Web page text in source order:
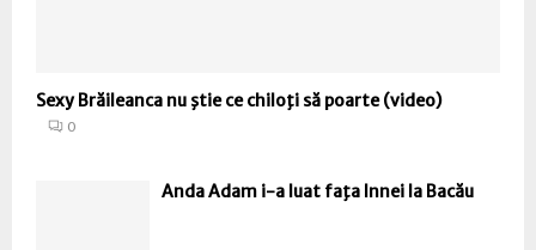
Sexy Brăileanca nu ştie ce chiloţi să poarte (video)
0
Anda Adam i-a luat faţa Innei la Bacău